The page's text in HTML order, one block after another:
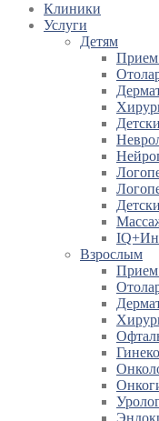
Клиники
Услуги
Детям
Прием
Взрослым
Прием